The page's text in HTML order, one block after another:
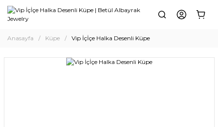
Anasayfa Küpe Vip İçİçe Halka Desenli Küpe